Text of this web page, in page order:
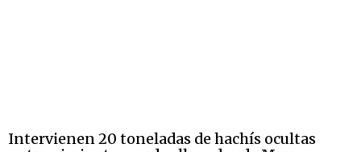
Intervienen 20 toneladas de hachís ocultas